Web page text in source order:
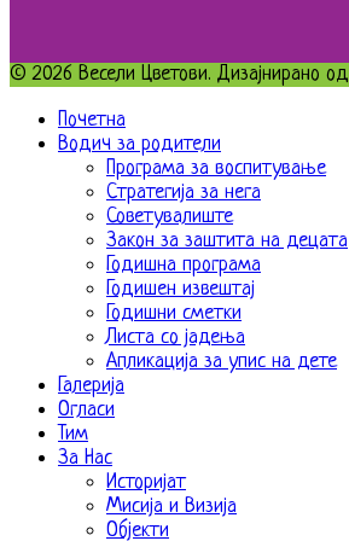
© 2026 Весели Цветови. Дизајнирано од
Почетна
Водич за родители
Програма за воспитување
Стратегија за нега
Советувалиште
Закон за заштита на децата
Годишна програма
Годишен извештај
Годишни сметки
Листа со јадења
Апликација за упис на дете
Галерија
Огласи
Тим
За Нас
Историјат
Мисија и Визија
Објекти